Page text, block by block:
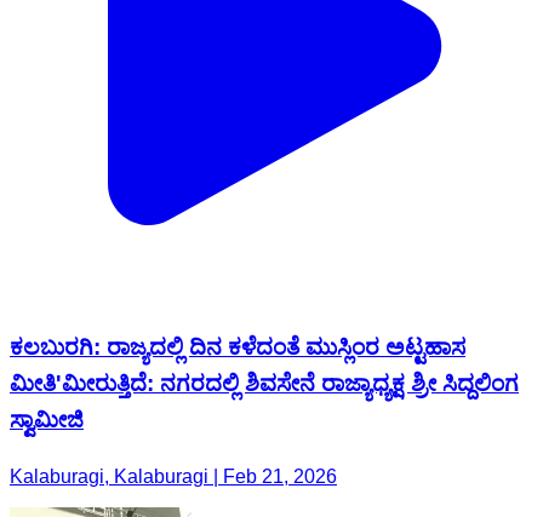
ಕಲಬುರಗಿ: ರಾಜ್ಯದಲ್ಲಿ ದಿನ ಕಳೆದಂತೆ ಮುಸ್ಲಿಂರ ಅಟ್ಟಹಾಸ
ಮೀತಿ‌'ಮೀರುತ್ತಿದೆ: ನಗರದಲ್ಲಿ ಶಿವಸೇನೆ ರಾಜ್ಯಾಧ್ಯಕ್ಷ ಶ್ರೀ ಸಿದ್ದಲಿಂಗ
ಸ್ವಾಮೀಜಿ
Kalaburagi, Kalaburagi | Feb 21, 2026